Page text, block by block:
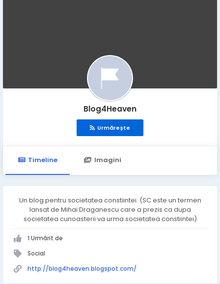
Blog4Heaven
Urmărește
Timeline Imagini
Un blog pentru societatea constiintei. (SC este un termen
lansat de Mihai Draganescu care a prezis ca dupa
societatea cunoasterii va urma societatea constiintei)
1 Urmărit de
Social
http://blog4heaven.blogspot.com/